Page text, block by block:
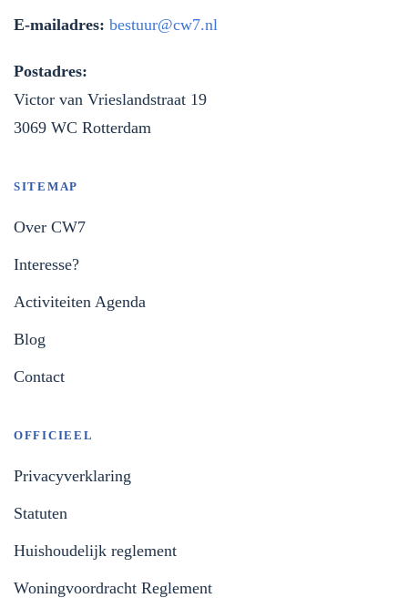
E-mailadres: bestuur@cw7.nl
Postadres:
Victor van Vrieslandstraat 19
3069 WC Rotterdam
SITEMAP
Over CW7
Interesse?
Activiteiten Agenda
Blog
Contact
OFFICIEEL
Privacyverklaring
Statuten
Huishoudelijk reglement
Woningvoordracht Reglement